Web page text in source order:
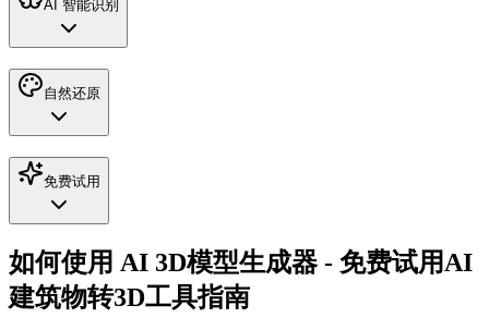
AI 智能识别
自然还原
免费试用
如何使用 AI 3D模型生成器 - 免费试用AI
建筑物转3D工具指南